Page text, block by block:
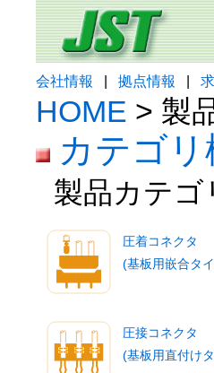
会社情報 拠点情報
HOME > 製
カテゴリ
製品カテ
圧着コネクタ
(基板用嵌合タ
圧接コネクタ
(基板用直付け